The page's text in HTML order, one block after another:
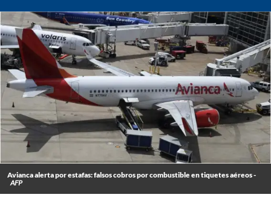
Avianca alerta por estafas: falsos cobros por combustible en tiquetes aéreos -
AFP